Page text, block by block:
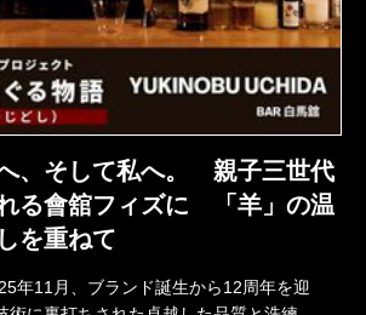
、そして私へ。 親子三世代
る會舘フィズに 「羊」の温
を重ねて
年11月、ブランド誕生から12周年を迎